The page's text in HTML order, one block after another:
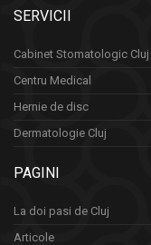
SERVICII
Cabinet Stomatologic Cluj
Centru Medical
Hernie de disc
Dermatologie Cluj
PAGINI
La doi pasi de Cluj
Articole